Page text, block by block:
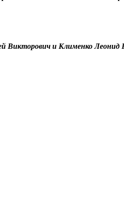
Викторович и Клименко Леонид